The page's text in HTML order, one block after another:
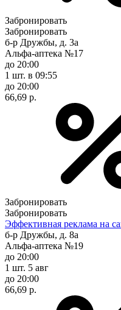
Забронировать
Забронировать
б-р Дружбы, д. 3а
Альфа-аптека №17
до 20:00
1 шт. в 09:55
до 20:00
66,69 р.
Забронировать
Забронировать
Эффективная реклама на
б-р Дружбы, д. 8а
Альфа-аптека №19
до 20:00
1 шт. 5 авг
до 20:00
66,69 р.